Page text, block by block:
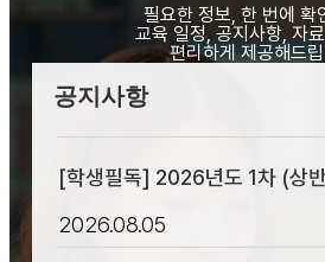
필요한 정보, 한 번에 확
교육 일정, 공지사항, 자
편리하게 제공해드
공지사항
[학생필독] 2026년도 1차 (상
2026.08.05